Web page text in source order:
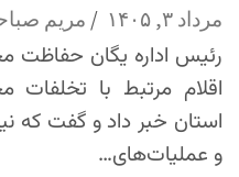
مرداد ۳, ۱۴۰۵ مریم
رئیس اداره یگان حفاظت
اقلام مرتبط با
استان خبر داد و گفت که
و عملیات‌های…